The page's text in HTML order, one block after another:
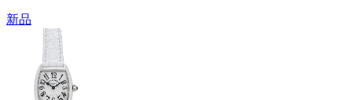
新品